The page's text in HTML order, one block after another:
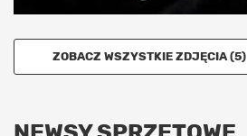
ZOBACZ WSZYSTKIE ZDJĘCIA (5)